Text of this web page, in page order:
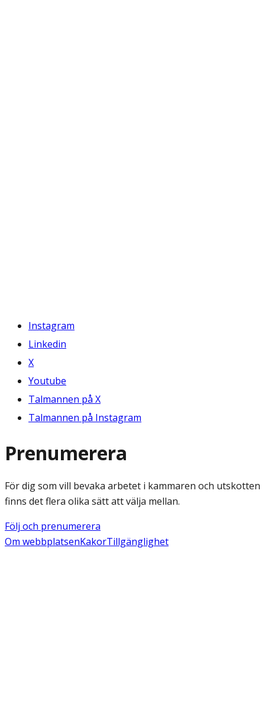
Instagram
Linkedin
X
Youtube
Talmannen på X
Talmannen på Instagram
Prenumerera
För dig som vill bevaka arbetet i kammaren och utskotten
finns det flera olika sätt att välja mellan.
Följ och prenumerera
Om webbplatsenKakorTillgänglighet